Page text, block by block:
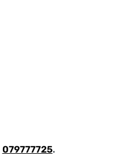
079777725.